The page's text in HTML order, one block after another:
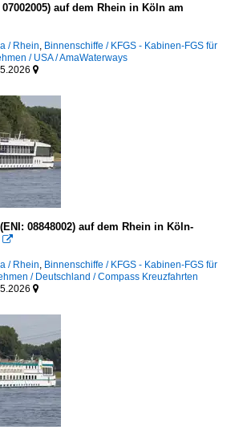
07002005) auf dem Rhein in Köln am
/ Rhein Binnenschiffe / KFGS - Kabinen-FGS für
/ USA / AmaWaterways

08848002) auf dem Rhein in Köln-

/ Rhein Binnenschiffe / KFGS - Kabinen-FGS für
/ Deutschland / Compass Kreuzfahrten
